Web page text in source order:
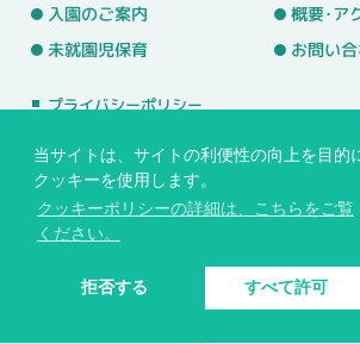
入園のご案内
未就園児保育
概要･ア
お問い
プライバシーポリシー
© 学校法人バプテスト基望学園 常盤台
当サイトは、サイトの利便性の向上を目的
クッキーを使用します。
クッキーポリシーの詳細は、こちらをご覧
ください。
拒否する すべて許可